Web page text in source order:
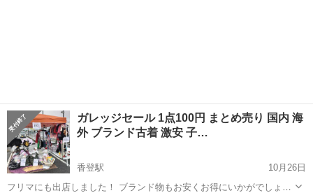
ガレッジセール 1点100円 まとめ売り 国内 海
外 ブランド古着 激安 子…
香登駅
10月26日
フリマにも出店しました！ ブランド物もお安くお得にいかがでしょう